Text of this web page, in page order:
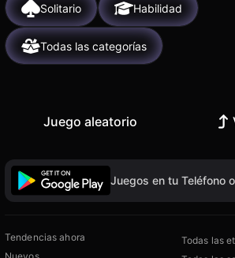
Solitario Habilidad
Todas las categorías
Juego aleatorio
Juegos en tu Teléfono
Tendencias ahora
Todas las